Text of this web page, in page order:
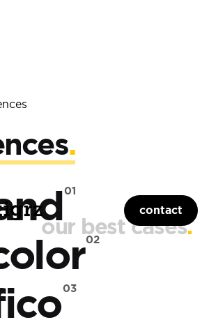
contact
.
our best cases.